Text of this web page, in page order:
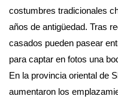
costumbres tradicionales
años de antigüedad. Tras
casados pueden pasear
para captar en fotos una
En la provincia oriental de
aumentaron los